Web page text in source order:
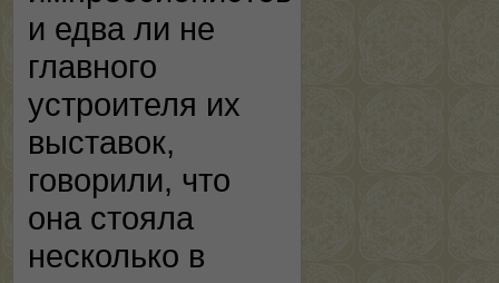
и едва ли не
главного
устроителя их
выставок,
говорили, что
она стояла
несколько в